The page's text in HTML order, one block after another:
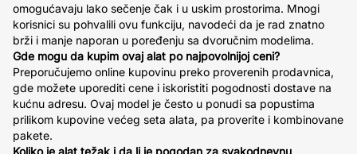
omogućavaju lako sečenje čak i u uskim prostorima. Mnogi
korisnici su pohvalili ovu funkciju, navodeći da je rad znatno
brži i manje naporan u poređenju sa dvoručnim modelima.
Gde mogu da kupim ovaj alat po najpovolnijoj ceni?
Preporučujemo online kupovinu preko proverenih prodavnica,
gde možete uporediti cene i iskoristiti pogodnosti dostave na
kućnu adresu. Ovaj model je često u ponudi sa popustima
prilikom kupovine većeg seta alata, pa proverite i kombinovane
pakete.
Koliko je alat težak i da li je pogodan za svakodnevnu